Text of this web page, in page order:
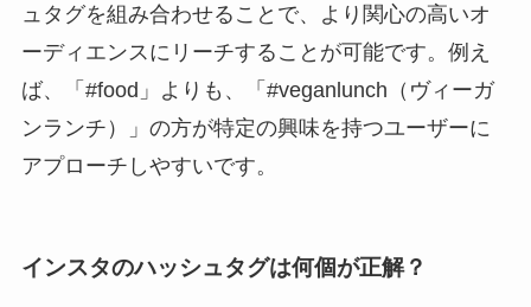
ュタグを組み合わせることで、より関心の高いオ
ーディエンスにリーチすることが可能です。例え
ば、「#food」よりも、「#veganlunch（ヴィーガ
ンランチ）」の方が特定の興味を持つユーザーに
アプローチしやすいです。
インスタのハッシュタグは何個が正解？